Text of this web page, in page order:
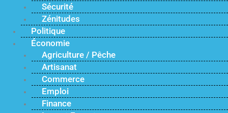
Sécurité
Zénitudes
Politique
Économie
Agriculture / Pêche
Artisanat
Commerce
Emploi
Finance